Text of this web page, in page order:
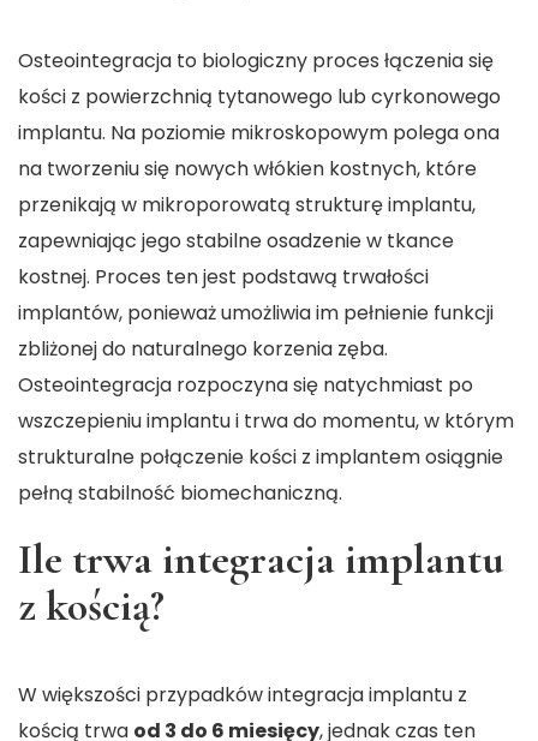
Osteointegracja to biologiczny proces łączenia się
kości z powierzchnią tytanowego lub cyrkonowego
implantu. Na poziomie mikroskopowym polega ona
na tworzeniu się nowych włókien kostnych, które
przenikają w mikroporowatą strukturę implantu,
zapewniając jego stabilne osadzenie w tkance
kostnej. Proces ten jest podstawą trwałości
implantów, ponieważ umożliwia im pełnienie funkcji
zbliżonej do naturalnego korzenia zęba.
Osteointegracja rozpoczyna się natychmiast po
wszczepieniu implantu i trwa do momentu, w którym
strukturalne połączenie kości z implantem osiągnie
pełną stabilność biomechaniczną.
Ile trwa integracja implantu
z kością?
W większości przypadków integracja implantu z
kością trwa od 3 do 6 miesięcy, jednak czas ten